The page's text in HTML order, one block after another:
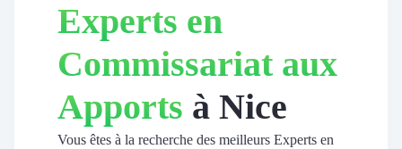
Vidéo de témoignage
Révéler le réseau
Vitrine & média
Suivi du ROI
Experts en
Commissariat aux
Apports à Nice
Vous êtes à la recherche des meilleurs Experts en